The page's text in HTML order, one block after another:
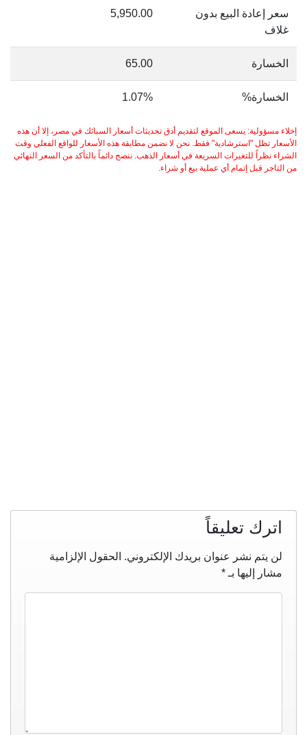
سعر إعادة البيع بدون
غلاف
5,950.00
الخسارة 65.00
الخسارة% 1.07%
إخلاء مسؤولية: يسعى الموقع لتقديم أدق تحديثات أسعار السبائك في مصر، إلا أن هذه
الأسعار تظل "استرشادية" فقط. نحن لا نضمن مطابقة هذه الأسعار للواقع الفعلي وقت
الشراء نظراً للتغيرات السريعة في أسعار الذهب. ننصح دائماً بالتأكد من السعر النهائي
من التاجر قبل إتمام أي عملية بيع أو شراء.
اترك تعليقاً
لن يتم نشر عنوان بريدك الإلكتروني. الحقول الإلزامية
مشار إليها بـ *